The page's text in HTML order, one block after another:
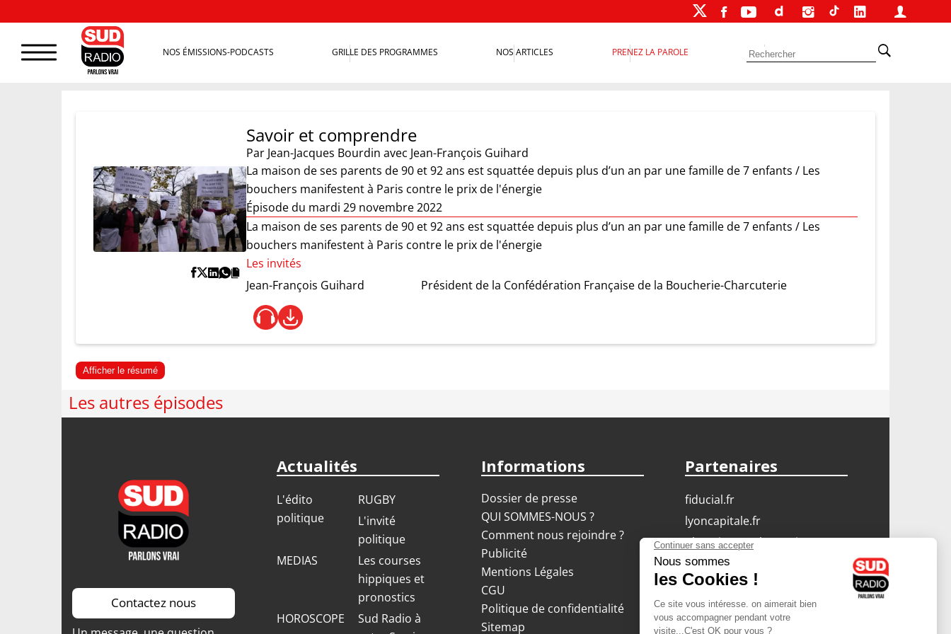
NOS ÉMISSIONS-PODCASTS GRILLE DES PROGRAMMES NOS ARTICLES PRENEZ LA PAROLE
Savoir et comprendre
Par Jean-Jacques Bourdin avec Jean-François Guihard
La maison de ses parents de 90 et 92 ans est squattée depuis plus d’un an par une famille de 7 enfants / Les
bouchers manifestent à Paris contre le prix de l'énergie
Épisode du mardi 29 novembre 2022
La maison de ses parents de 90 et 92 ans est squattée depuis plus d’un an par une famille de 7 enfants / Les
bouchers manifestent à Paris contre le prix de l'énergie
Les invités
Jean-François Guihard
Président de la Confédération Française de la Boucherie-Charcuterie
Afficher le résumé
Les autres épisodes
Contactez nous
Actualités
L'édito
politique
RUGBY
L'invité
politique
MEDIAS
Les courses
hippiques et
pronostics
HOROSCOPE
Sud Radio à
Informations
Dossier de presse
QUI SOMMES-NOUS ?
Comment nous rejoindre ?
Publicité
Mentions Légales
CGU
Politique de confidentialité
Sitemap
Partenaires
fiducial.fr
lyoncapitale.fr
olympique-et-lyonnais.com
L'application Iphone
/ Android